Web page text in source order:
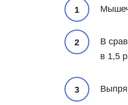
В
в 1,5